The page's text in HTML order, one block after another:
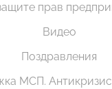
прав
Видео
Поздравления
МСП.